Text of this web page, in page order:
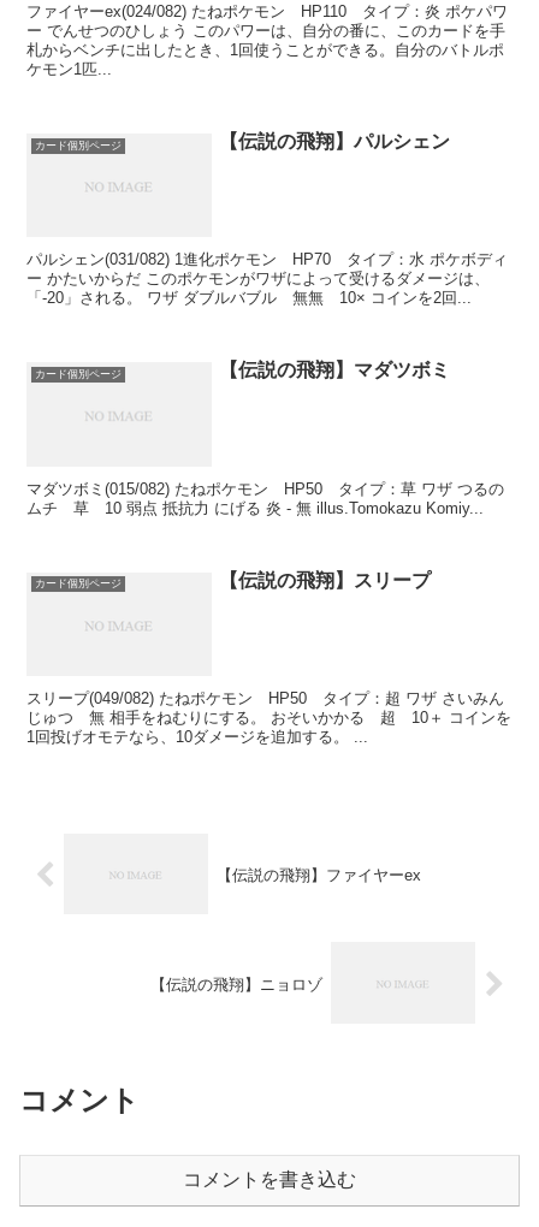
ファイヤーex(024/082) たねポケモン HP110 タイプ：炎 ポケパワ
ー でんせつのひしょう このパワーは、自分の番に、このカードを手
札からベンチに出したとき、1回使うことができる。自分のバトルポ
ケモン1匹...
カード個別ページ 【伝説の飛翔】パルシェン
パルシェン(031/082) 1進化ポケモン HP70 タイプ：水 ポケボディ
ー かたいからだ このポケモンがワザによって受けるダメージは、
「-20」される。 ワザ ダブルバブル 無無 10× コインを2回...
カード個別ページ 【伝説の飛翔】マダツボミ
マダツボミ(015/082) たねポケモン HP50 タイプ：草 ワザ つるの
ムチ 草 10 弱点 抵抗力 にげる 炎 - 無 illus.Tomokazu Komiy...
カード個別ページ 【伝説の飛翔】スリープ
スリープ(049/082) たねポケモン HP50 タイプ：超 ワザ さいみん
じゅつ 無 相手をねむりにする。 おそいかかる 超 10＋ コインを
1回投げオモテなら、10ダメージを追加する。 ...
【伝説の飛翔】ファイヤーex
【伝説の飛翔】ニョロゾ
コメント
コメントを書き込む